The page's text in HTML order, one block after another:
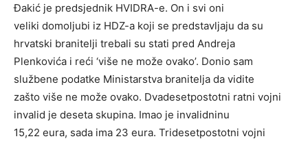
Đakić je predsjednik HVIDRA-e. On i svi oni
veliki domoljubi iz HDZ-a koji se predstavljaju da su
hrvatski branitelji trebali su stati pred Andreja
Plenkovića i reći ‘više ne može ovako’. Donio sam
službene podatke Ministarstva branitelja da vidite
zašto više ne može ovako. Dvadesetpostotni ratni vojni
invalid je deseta skupina. Imao je invalidninu
15,22 eura, sada ima 23 eura. Tridesetpostotni vojni